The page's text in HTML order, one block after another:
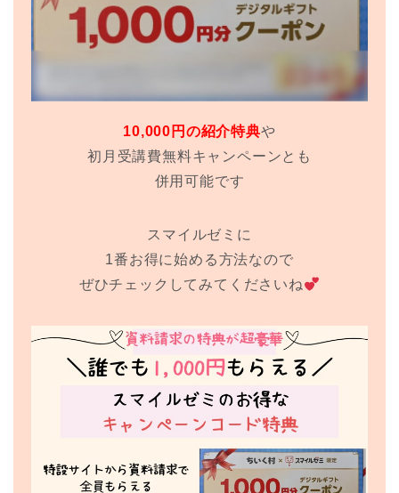
10,000円の紹介特典や
初月受講費無料キャンペーンとも
併用可能です
スマイルゼミに
1番お得に始める方法なので
ぜひチェックしてみてくださいね